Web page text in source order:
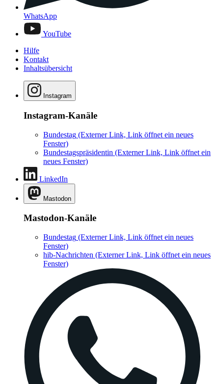
WhatsApp
YouTube
Hilfe
Kontakt
Inhaltsübersicht
Instagram
Instagram-Kanäle
Bundestag (Externer Link, Link öffnet ein neues
Fenster)
Bundestagspräsidentin (Externer Link, Link öffnet ein
neues Fenster)
LinkedIn
Mastodon
Mastodon-Kanäle
Bundestag (Externer Link, Link öffnet ein neues
Fenster)
hib-Nachrichten (Externer Link, Link öffnet ein neues
Fenster)